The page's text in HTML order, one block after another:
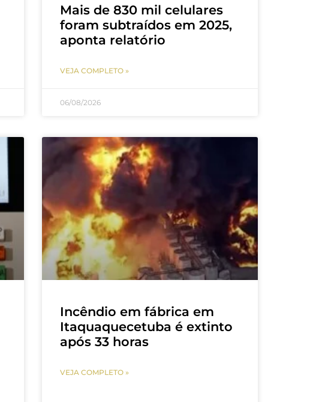
Mais de 830 mil celulares
foram subtraídos em 2025,
aponta relatório
VEJA COMPLETO »
06/08/2026
Incêndio em fábrica em
Itaquaquecetuba é extinto
após 33 horas
VEJA COMPLETO »